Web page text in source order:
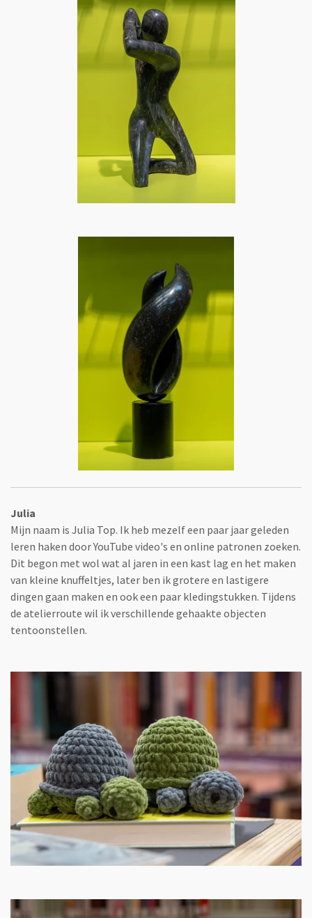
Julia
Mijn naam is Julia Top. Ik heb mezelf een paar jaar geleden
leren haken door YouTube video's en online patronen zoeken.
Dit begon met wol wat al jaren in een kast lag en het maken
van kleine knuffeltjes, later ben ik grotere en lastigere
dingen gaan maken en ook een paar kledingstukken. Tijdens
de atelierroute wil ik verschillende gehaakte objecten
tentoonstellen.